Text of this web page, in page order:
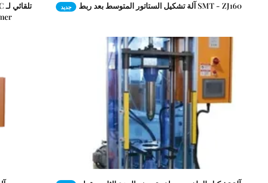
جديد آلة تشكيل الستاتور المتوسط بعد ربط SMT - ZJ160